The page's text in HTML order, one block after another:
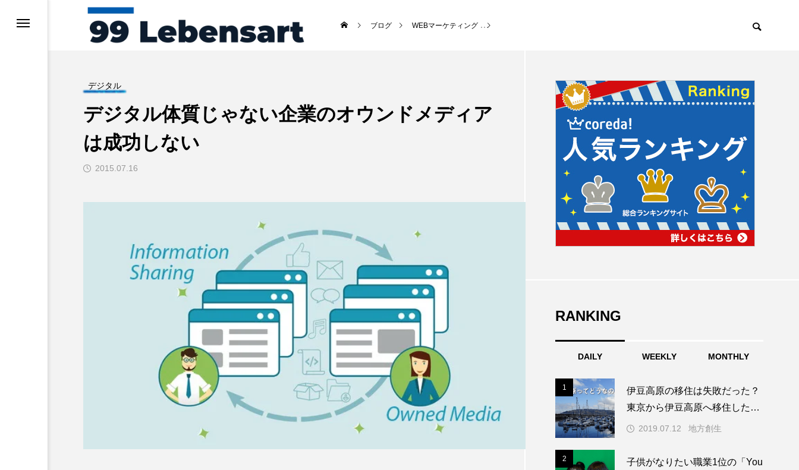
車載のAlexa「Echo Auto」レビ
コスト削減
SNSとCtoCの台頭がQOLを下げ
るリスクについて
2022.02.14
セキュリティ
【ITのプロが解説】スマホを子供
に与える前に知っておくべき事：
ハードウェア編
2016.02.08
WEBマーケティング

ブログ WEBマーケティング
デジタル
デジタル体質じゃない企業のオウンドメディア
は成功しない
2015.07.16
RANKING
DAILY WEEKLY MONTHLY
1
伊豆高原の移住は失敗だった？
東京から伊豆高原へ移住した6
年間で経験したこと
2019.07.12 地方創生
2
子供がなりたい職業1位の「You